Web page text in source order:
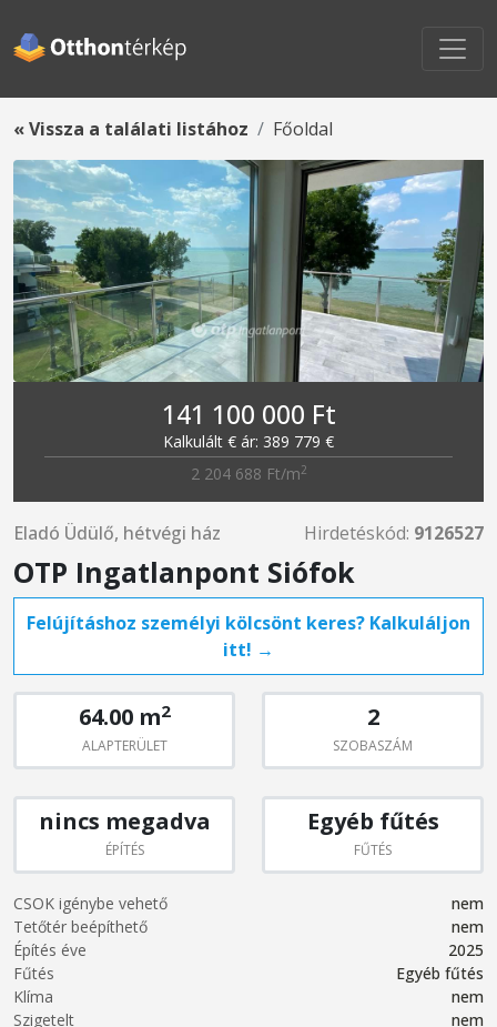
« Vissza a találati listához Főoldal
141 100 000 Ft
Kalkulált € ár: 389 779 €
2 204 688 Ft/m2
Eladó Üdülő, hétvégi ház Hirdetéskód: 9126527
OTP Ingatlanpont Siófok
Felújításhoz személyi kölcsönt keres? Kalkuláljon
itt! →
64.00 m2
ALAPTERÜLET
2
SZOBASZÁM
nincs megadva
ÉPÍTÉS
Egyéb fűtés
FŰTÉS
CSOK igénybe vehető
nem
Tetőtér beépíthető
nem
Építés éve
2025
Fűtés
Egyéb fűtés
Klíma
nem
Szigetelt
nem